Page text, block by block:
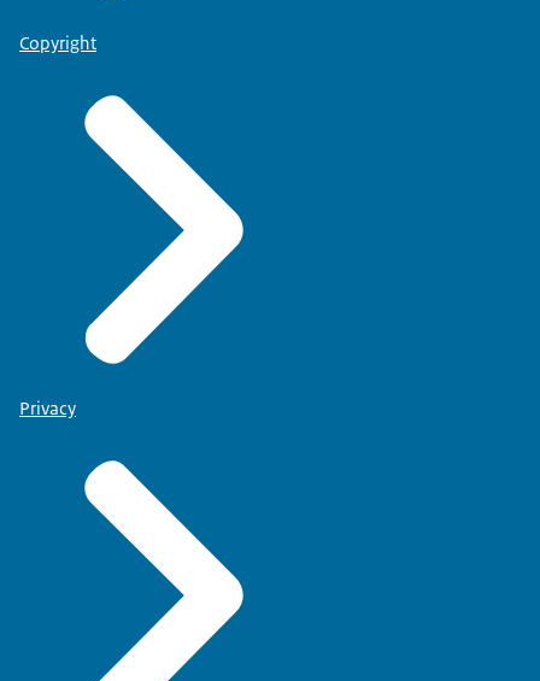
Copyright
Privacy